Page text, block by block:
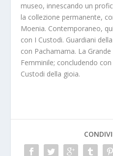
museo, innescando un
la collezione permanente,
Moenia. Contemporaneo,
con I Custodi. Guardiani
con Pachamama. La
Femminile; concludendo
Custodi della gioia.